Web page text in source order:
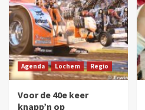
Agenda Lochem Regio
Voor de 40e keer
knapp’n op